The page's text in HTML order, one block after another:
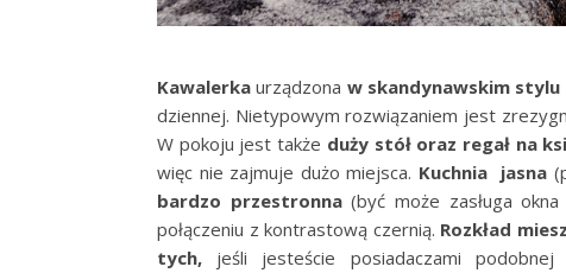
Kawalerka urządzona w skandynawskim stylu
dziennej. Nietypowym rozwiązaniem jest
W pokoju jest także duży stół oraz regał na
więc nie zajmuje dużo miejsca. Kuchnia jasna
bardzo przestronna(być może zasługa
połączeniu z kontrastową czernią. Rozkład
tych, jeśli jesteście posiadaczami